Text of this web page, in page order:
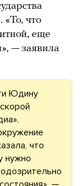
«То, что
еще
— заявила
Юдину
что
нужно